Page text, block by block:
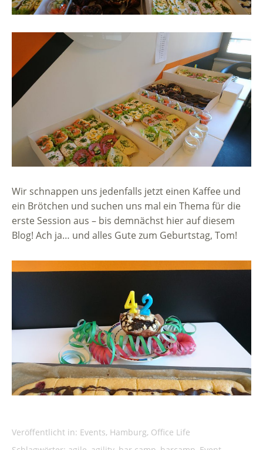
Wir schnappen uns jedenfalls jetzt einen Kaffee und
ein Brötchen und suchen uns mal ein Thema für die
erste Session aus – bis demnächst hier auf diesem
Blog! Ach ja… und alles Gute zum Geburtstag, Tom!
Veröffentlicht in: Events, Hamburg, Office Life